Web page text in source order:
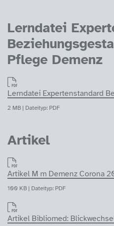
Lerndatei
Pflege Demenz
Lerndatei Expertenstandard
2 MB | Dateityp: PDF
Artikel
Artikel M m Demenz Corona
100 KB | Dateityp: PDF
Artikel Bibliomed: